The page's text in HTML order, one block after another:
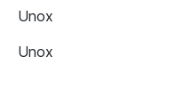
110
Unox
Unox